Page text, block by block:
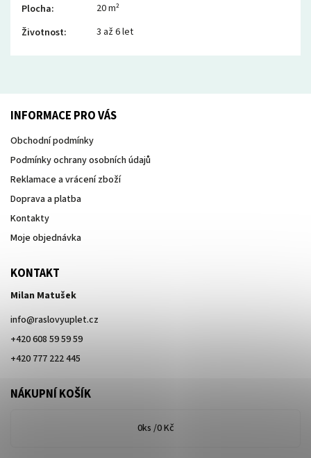
Plocha:
20 m²
Životnost: 3 až 6 let
INFORMACE PRO VÁS
Obchodní podmínky
Podmínky ochrany osobních údajů
Reklamace a vrácení zboží
Doprava a platba
Kontakty
Moje objednávka
KONTAKT
Milan Matušek
info@raslovyuplet.cz
+420 608 59 59 59
+420 777 222 445
NÁKUPNÍ KOŠÍK
0ks /0 Kč